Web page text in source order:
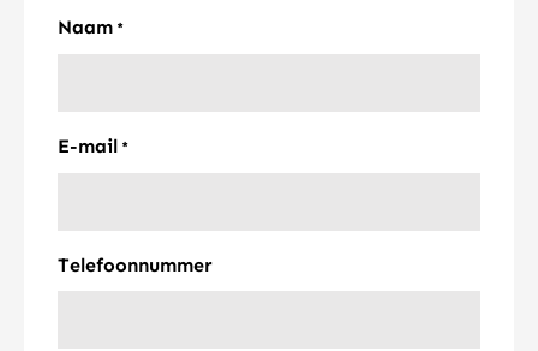
Naam *
E-mail *
Telefoonnummer